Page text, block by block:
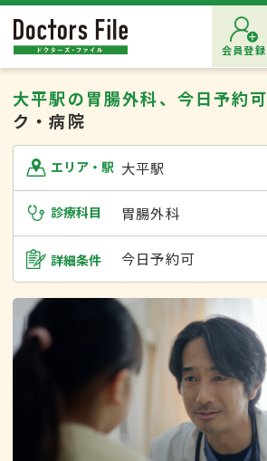
会員登録
大平駅の胃腸外科、今日予約可
ク・病院
エリア・駅 大平駅
診療科目 胃腸外科
詳細条件 今日予約可